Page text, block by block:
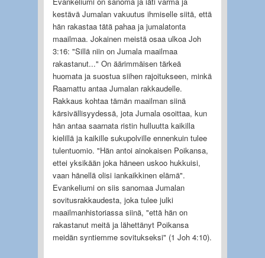
kestävä Jumalan vakuutus ihmiselle siitä, että
hän rakastaa tätä pahaa ja jumalatonta
maailmaa. Jokainen meistä osaa ulkoa Joh
3:16: "Sillä niin on Jumala maailmaa
rakastanut..." On äärimmäisen tärkeä
huomata ja suostua siihen rajoitukseen, minkä
Raamattu antaa Jumalan rakkaudelle.
Rakkaus kohtaa tämän maailman siinä
kärsivällisyydessä, jota Jumala osoittaa, kun
hän antaa saarnata ristin hulluutta kaikilla
kielillä ja kaikille sukupolville ennenkuin tulee
tulentuomio. "Hän antoi ainokaisen Poikansa,
ettei yksikään joka häneen uskoo hukkuisi,
vaan hänellä olisi iankaikkinen elämä".
Evankeliumi on siis sanomaa Jumalan
sovitusrakkaudesta, joka tulee julki
maailmanhistoriassa siinä, "että hän on
rakastanut meitä ja lähettänyt Poikansa
meidän syntiemme sovitukseksi" (1 Joh 4:10).